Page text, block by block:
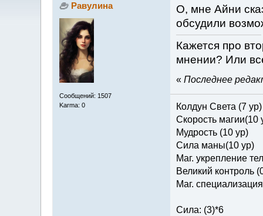
Равулина
Сообщений: 1507
Karma: 0
О, мне Айни
обсудили
Кажется про
мнении? Или
« Последнее
Колдун Света (7
Скорость магии(10
Мудрость (10 ур)
Сила маны(10 ур)
Маг. укрепление
Великий контроль
Маг.
Сила: (3)*6